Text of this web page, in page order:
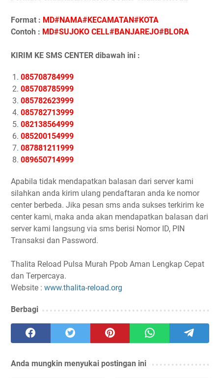
Format : MD#NAMA#KECAMATAN#KOTA
Contoh : MD#SUJOKO CELL#BANJAREJO#BLORA
KIRIM KE SMS CENTER dibawah ini :
085708784999
085708785999
085782623999
085782713999
082138564999
085200154999
087881211999
089650714999
Apabila tidak mendapatkan balasan dari server kami
silahkan anda kirim ulang pendaftaran anda ke nomor
center berbeda. Jika pesan sms anda sukses terkirim ke
center kami, maka anda akan mendapatkan balasan dari
server kami langsung via sms berisi Nomor ID, PIN
Transaksi dan Password.
Thalita Reload Pulsa Murah Ppob Aman Lengkap Cepat
dan Terpercaya.
Website : www.thalita-reload.org
Berbagi
Anda mungkin menyukai postingan ini